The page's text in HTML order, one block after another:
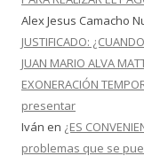
Alex Jesus Camacho
JUSTIFICADO:
JUAN MARIO ALVA
EXONERACIÓN
presentar
Iván en ¿ES
problemas que se